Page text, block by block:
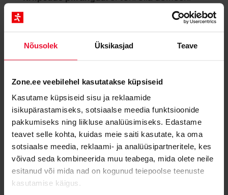
Nõusolek Üksikasjad Teave
Zone.ee veebilehel kasutatakse küpsiseid
Kasutame küpsiseid sisu ja reklaamide
isikupärastamiseks, sotsiaalse meedia funktsioonide
pakkumiseks ning liikluse analüüsimiseks. Edastame
teavet selle kohta, kuidas meie saiti kasutate, ka oma
sotsiaalse meedia, reklaami- ja analüüsipartneritele, kes
võivad seda kombineerida muu teabega, mida olete neile
esitanud või mida nad on kogunud teiepoolse teenuste
kasutamise käigus.
alguses ega lõpus
Erisümbolid(nt&,#jne):ei ole lubatud
Rahvusvahelised domeeninimed (IDN)
Registreerimise kestus
Domeene saab registreerida1 kuni 10 aastaks
Updated on 16. okt 2025